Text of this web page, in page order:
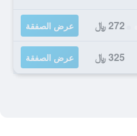
272 ﷼ عرض الصفقة
325 ﷼ عرض الصفقة